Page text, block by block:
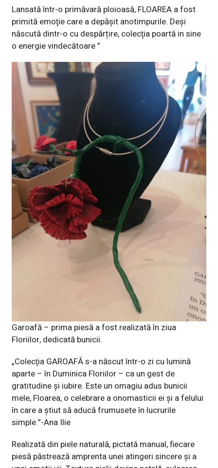
Lansată într-o primăvară ploioasă, FLOAREA a fost
primită emoţie care a depășit anotimpurile. Deși
născută dintr-o cu despărțire, colecţia poartă in sine
o energie vindecătoare ”
Garoafă – prima piesă a fost realizată în ziua
Floriilor, dedicată bunicii.
„Colecţia GAROAFĂ s-a născut într-o zi cu lumină
aparte – în Duminica Floriilor – ca un gest de
gratitudine și iubire. Este un omagiu adus bunicii
mele, Floarea, o celebrare a onomasticii ei și a felului
în care a știut să aducă frumusete în lucrurile
simple.”-Ana Ilie
Realizată din piele naturală, pictată manual, fiecare
piesă păstrează amprenta unei atingeri sincere și a